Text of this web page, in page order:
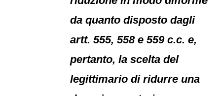
da quanto disposto dagli
artt. 555, 558 e 559 c.c. e,
pertanto, la scelta del
legittimario di ridurre una